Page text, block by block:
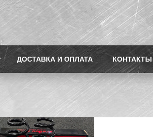
ДОСТАВКА И ОПЛАТА КОНТАКТЫ